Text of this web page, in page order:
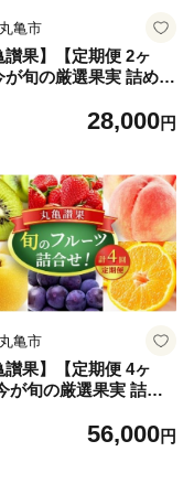
亀市
讃果】【定期便 2ヶ
が旬の厳選果実 詰め合
みかん デコポン びわ
直送 旬の果物 旬のフ
フルーツギフト フル
期 フルーツ定期便 果
果物定期便 人気果物
ルーツ 香川 丸亀お取
冷蔵 冷蔵配送 定期 2
28,000円
亀市
讃果】【定期便 4ヶ
が旬の厳選果実 詰め
ご みかん デコポン び
56,000円